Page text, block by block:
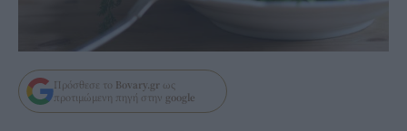
Πρόσθεσε το Bovary.gr ως
προτιμώμενη πηγή στην google